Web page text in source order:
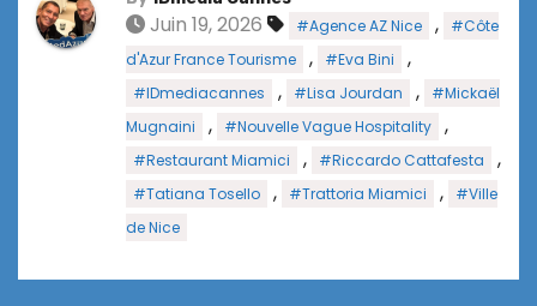
Juin 19, 2026 #Agence AZ Nice ,
#Côte
d'Azur France Tourisme
, #Eva Bini ,
#IDmediacannes , #Lisa Jourdan ,
#Mickaël
Mugnaini
, #Nouvelle Vague Hospitality ,
#Restaurant Miamici , #Riccardo Cattafesta ,
#Tatiana Tosello , #Trattoria Miamici ,
#Ville
de Nice